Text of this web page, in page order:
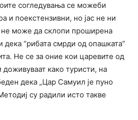
согледувања се можеби
и поекстензивни, но јас не ни
не може да склопи проширена
“рибата смрди од опашката”
Не се за оние кои царевите од
како туристи, на
дека „Цар Самуил је пуно
су радили исто такве